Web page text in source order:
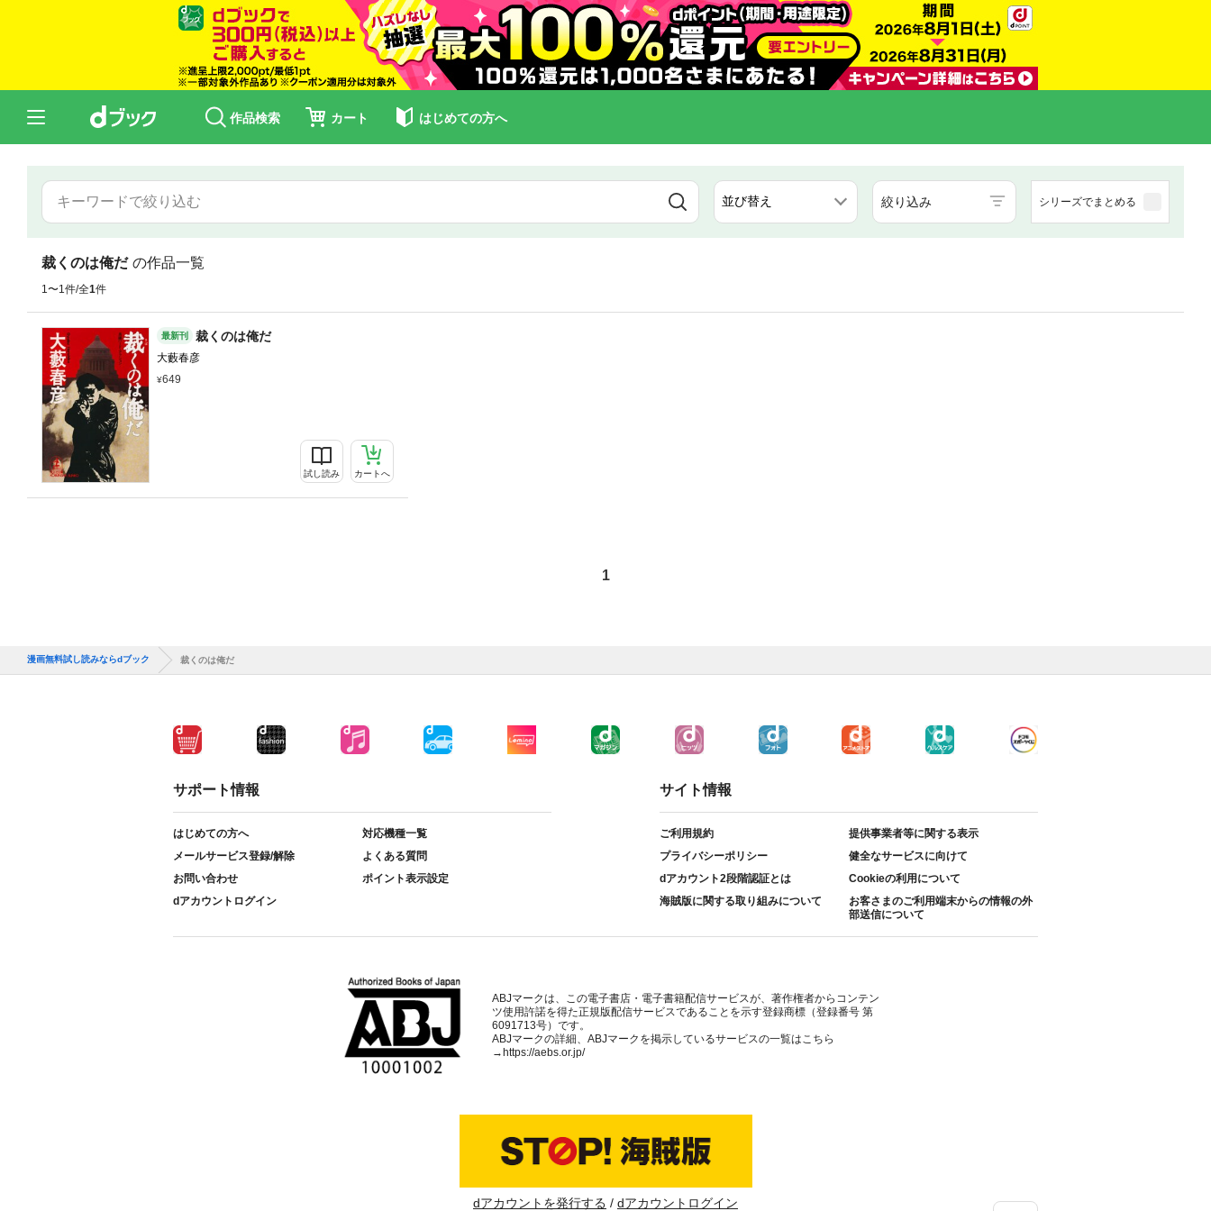
作品検索 カート はじめての方へ
絞り込み シリーズでまとめる
裁くのは俺だ の作品一覧
1〜1件/全1件
最新刊 裁くのは俺だ
大藪春彦
649
試し読み カートへ
1
漫画無料試し読みならdブック 裁くのは俺だ
サポート情報
はじめての方へ
対応機種一覧
メールサービス登録/解除
よくある質問
お問い合わせ
ポイント表示設定
dアカウントログイン
サイト情報
ご利用規約
提供事業者等に関する表示
プライバシーポリシー
健全なサービスに向けて
dアカウント2段階認証とは
Cookieの利用について
海賊版に関する取り組みについて
お客さまのご利用端末からの情報の外
部送信について
ABJマークは、この電子書店・電子書籍配信サービスが、著作権者からコンテン
ツ使用許諾を得た正規版配信サービスであることを示す登録商標（登録番号 第
6091713号）です。
ABJマークの詳細、ABJマークを掲示しているサービスの一覧はこちら
→https://aebs.or.jp/
dアカウントを発行する dアカウントログイン